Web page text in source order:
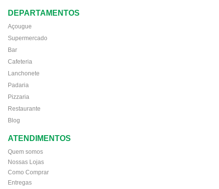
DEPARTAMENTOS
Açougue
Supermercado
Bar
Cafeteria
Lanchonete
Padaria
Pizzaria
Restaurante
Blog
ATENDIMENTOS
Quem somos
Nossas Lojas
Como Comprar
Entregas